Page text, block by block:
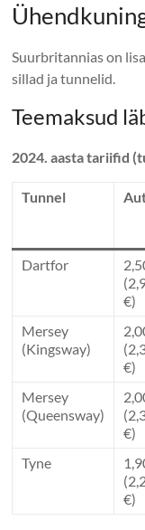
Suurbritannias on
sillad ja tunnelid.
Teemaksud
2024. aasta tariifid
Tunnel
Dartfor
€)
Mersey
(Kingsway)
€)
Mersey
(Queensway)
€)
Tyne
€)